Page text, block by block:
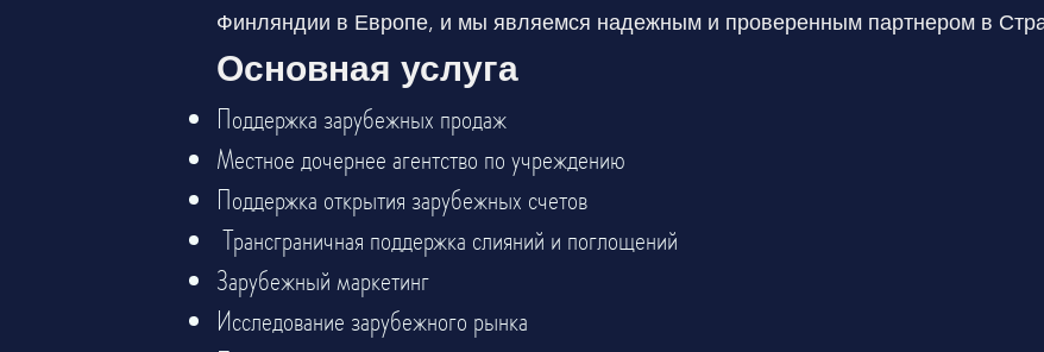
Финляндии в Европе, и мы являемся надежным и проверенным партнером в
Поддержка зарубежных продаж
Местное дочернее агентство по учреждению
Поддержка открытия зарубежных счетов
Трансграничная поддержка слияний и поглощений
Зарубежный маркетинг
Исследование зарубежного рынка
Основная услуга